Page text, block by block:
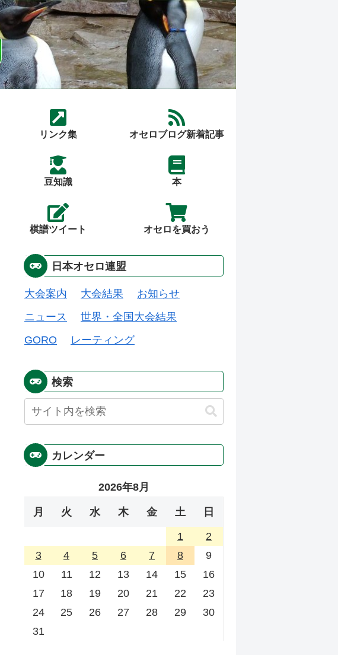
リンク集 オセロブログ新着記事
豆知識 本
棋譜ツイート オセロを買おう
日本オセロ連盟
大会案内 大会結果
お知らせ
ニュース
世界・全国大会結果
GORO
レーティング
検索
カレンダー
2026年8月
月 火 水 木 金 土 日
1
2
3
4 5 6 7 8
9
10
11 12 13 14 15
16
17
18 19 20 21 22
23
24
25 26 27 28 29
30
31